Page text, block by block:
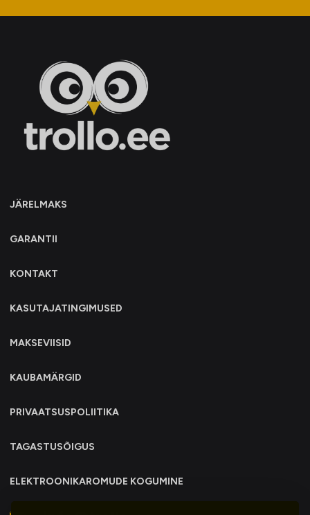
JÄRELMAKS
GARANTII
KONTAKT
KASUTAJATINGIMUSED
MAKSEVIISID
KAUBAMÄRGID
PRIVAATSUSPOLIITIKA
TAGASTUSÕIGUS
ELEKTROONIKAROMUDE KOGUMINE